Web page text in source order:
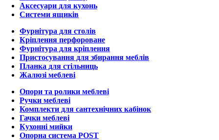
Аксесуари для кухонь
Системи ящиків
Фурнітура для столів
Кріплення перфороване
Фурнітура для кріплення
Пристосування для збирання меблів
Планка для стільниць
Жалюзі меблеві
Опори та ролики меблеві
Ручки меблеві
Комплекти для сантехнічних кабінок
Гачки меблеві
Кухонні мийки
Опорна система POST